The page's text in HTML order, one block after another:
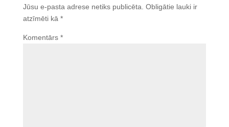
Jūsu e-pasta adrese netiks publicēta. Obligātie lauki ir
atzīmēti kā *
Komentārs *